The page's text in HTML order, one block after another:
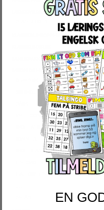
LÆRERVERKTØJ
KLASSERUMSOPPHÆNG
SAMLEPAKKER
SÆSON OG HØJTIDER
OLYMPISKE VINTERLEGE
100 SKOLEDAGE
VM I FODBOLD
SKOLEAFSLUTNING
SKOLESTART
EN